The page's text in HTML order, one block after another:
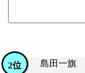
島田一旗
2位